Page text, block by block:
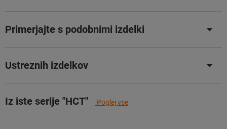
Primerjajte s podobnimi izdelki
Ustreznih izdelkov
Iz iste serije "HCT" Poglej vse